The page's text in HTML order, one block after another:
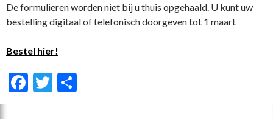
De formulieren worden niet bij u thuis opgehaald. U kunt uw
bestelling digitaal of telefonisch doorgeven tot 1 maart
Bestel hier!
F
T